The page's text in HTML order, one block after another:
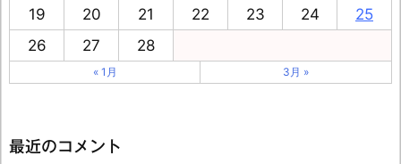
19
20 21 22 23 24
25
26
27 28
« 1月 3月 »
最近のコメント